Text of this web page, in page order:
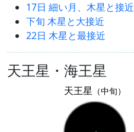
17日 細い月、木星と接近
下旬 木星と大接近
22日 木星と最接近
天王星・海王星
天王星 （中旬）